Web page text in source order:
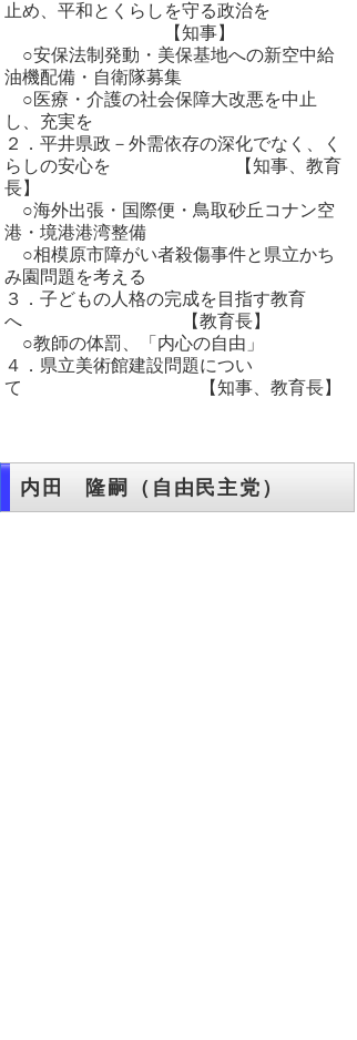
止め、平和とくらしを守る政治を
【知事】
○安保法制発動・美保基地への新空中給
油機配備・自衛隊募集
○医療・介護の社会保障大改悪を中止
し、充実を
２．平井県政－外需依存の深化でなく、く
らしの安心を 【知事、教育
長】
○海外出張・国際便・鳥取砂丘コナン空
港・境港港湾整備
○相模原市障がい者殺傷事件と県立かち
み園問題を考える
３．子どもの人格の完成を目指す教育
へ 【教育長】
○教師の体罰、「内心の自由」
４．県立美術館建設問題につい
て 【知事、教育長】
内田 隆嗣（自由民主党）